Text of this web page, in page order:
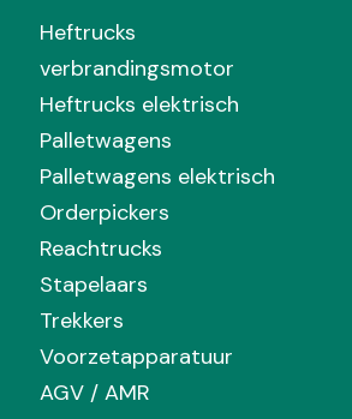
Heftrucks
verbrandingsmotor
Heftrucks elektrisch
Palletwagens
Palletwagens elektrisch
Orderpickers
Reachtrucks
Stapelaars
Trekkers
Voorzetapparatuur
AGV / AMR